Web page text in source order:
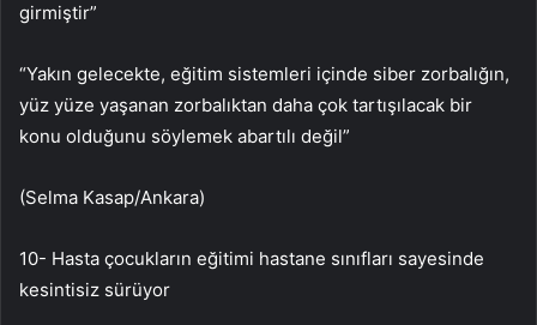
girmiştir”
“Yakın gelecekte, eğitim sistemleri içinde siber zorbalığın,
yüz yüze yaşanan zorbalıktan daha çok tartışılacak bir
konu olduğunu söylemek abartılı değil”
(Selma Kasap/Ankara)
10- Hasta çocukların eğitimi hastane sınıfları sayesinde
kesintisiz sürüyor